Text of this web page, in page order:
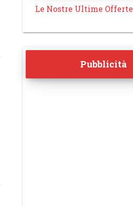
Le Nostre Ultime Offerte
Pubblicità